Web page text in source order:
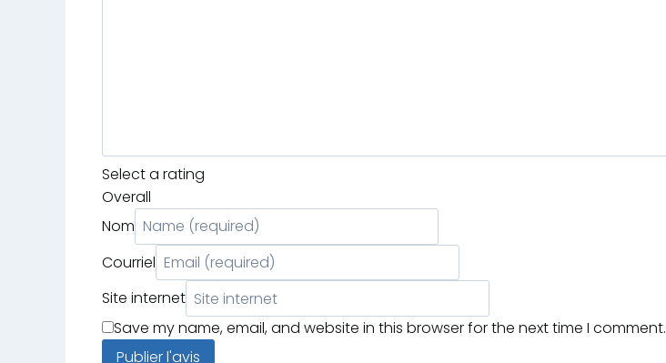
Select a rating
Overall
Nom
Courriel
Site internet
Save my name, email, and website in this browser for the next time I comment.